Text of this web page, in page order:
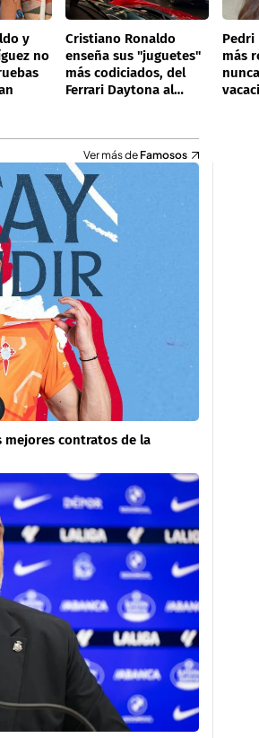
y
no
Cristiano Ronaldo
enseña sus "juguetes"
más codiciados, del
Ferrari Daytona al
Pedri
más
Ver más de Famosos
mejores contratos de la